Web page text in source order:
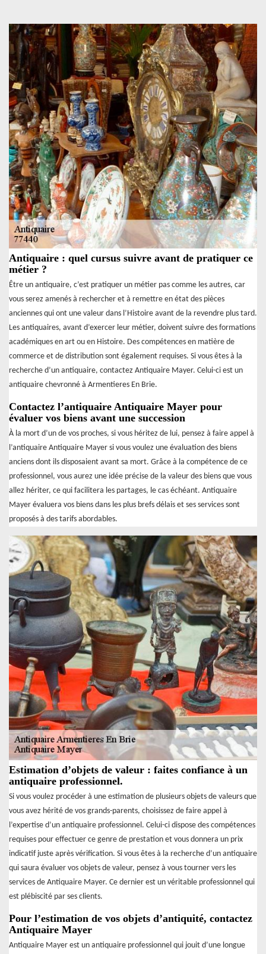
Antiquaire : quel cursus suivre avant de pratiquer ce
métier ?
Être un antiquaire, c’est pratiquer un métier pas comme les autres, car
vous serez amenés à rechercher et à remettre en état des pièces
anciennes qui ont une valeur dans l’Histoire avant de la revendre plus tard.
Les antiquaires, avant d’exercer leur métier, doivent suivre des formations
académiques en art ou en Histoire. Des compétences en matière de
commerce et de distribution sont également requises. Si vous êtes à la
recherche d’un antiquaire, contactez Antiquaire Mayer. Celui-ci est un
antiquaire chevronné à Armentieres En Brie.
Contactez l’antiquaire Antiquaire Mayer pour
évaluer vos biens avant une succession
À la mort d’un de vos proches, si vous héritez de lui, pensez à faire appel à
l’antiquaire Antiquaire Mayer si vous voulez une évaluation des biens
anciens dont ils disposaient avant sa mort. Grâce à la compétence de ce
professionnel, vous aurez une idée précise de la valeur des biens que vous
allez hériter, ce qui facilitera les partages, le cas échéant. Antiquaire
Mayer évaluera vos biens dans les plus brefs délais et ses services sont
proposés à des tarifs abordables.
Estimation d’objets de valeur : faites confiance à un
antiquaire professionnel.
Si vous voulez procéder à une estimation de plusieurs objets de valeurs que
vous avez hérité de vos grands-parents, choisissez de faire appel à
l’expertise d’un antiquaire professionnel. Celui-ci dispose des compétences
requises pour effectuer ce genre de prestation et vous donnera un prix
indicatif juste après vérification. Si vous êtes à la recherche d’un antiquaire
qui saura évaluer vos objets de valeur, pensez à vous tourner vers les
services de Antiquaire Mayer. Ce dernier est un véritable professionnel qui
est plébiscité par ses clients.
Pour l’estimation de vos objets d’antiquité, contactez
Antiquaire Mayer
Antiquaire Mayer est un antiquaire professionnel qui jouit d’une longue